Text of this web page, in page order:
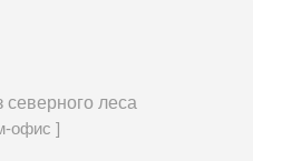
леса
офис ]